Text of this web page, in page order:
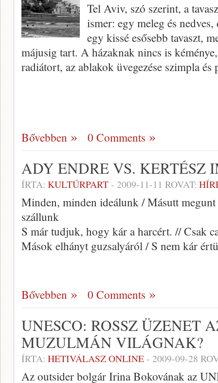
Tel Aviv, szó szerint, a
ismer: egy meleg és nedves,
egy kissé esősebb tavaszt,
májusig tart. A házaknak nincs is
radiátort, az ablakok üvegezése szimpla
Bővebben 0 Comments
ADY ENDRE VS. KERTÉSZ
ÍRTA: KULTÚRPART- 2009-11-11 ROVAT:
Minden, minden ideálunk / Másutt megunt
szállunk
S már tudjuk, hogy kár a harcért. // Csak
Mások elhányt guzsalyáról / S nem kár
Bővebben 0 Comments
UNESCO: ROSSZ ÜZENET
MUZULMÁN VILÁGNAK?
ÍRTA: HETIVÁLASZ ONLINE- 2009-09-28
Az outsider bolgár Irina Bokovának az